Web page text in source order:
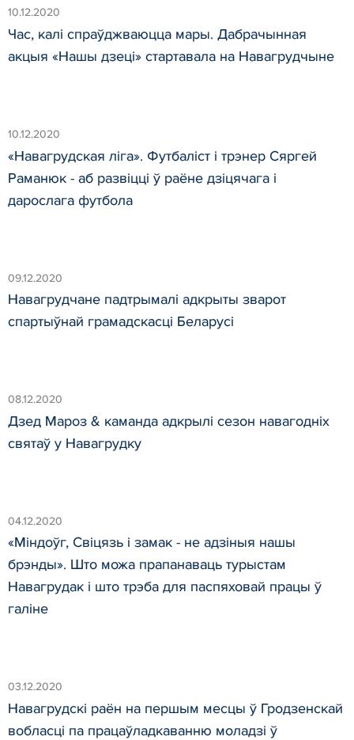
10.12.2020
Час, калі спраўджваюцца мары. Дабрачынная
акцыя «Нашы дзеці» стартавала на Навагрудчыне
10.12.2020
«Навагрудская ліга». Футбаліст і трэнер Сяргей
Раманюк - аб развіцці ў раёне дзіцячага і
дарослага футбола
09.12.2020
Навагрудчане падтрымалі адкрыты зварот
спартыўнай грамадскасці Беларусі
08.12.2020
Дзед Мароз & каманда адкрылі сезон навагодніх
святаў у Навагрудку
04.12.2020
«Міндоўг, Свіцязь і замак - не адзіныя нашы
брэнды». Што можа прапанаваць турыстам
Навагрудак і што трэба для паспяховай працы ў
галіне
03.12.2020
Навагрудскі раён на першым месцы ў Гродзенскай
вобласці па працаўладкаванню моладзі ў